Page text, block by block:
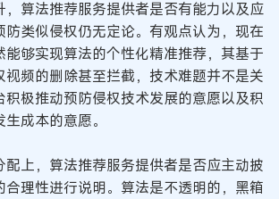
，算法推荐服务提供者是否有能力以及应
防类似侵权仍无定论。有观点认为，现在
能够实现算法的个性化精准推荐，其基于
视频的删除甚至拦截，技术难题并不是关
积极推动预防侵权技术发展的意愿以及积
成本的意愿。
配上，算法推荐服务提供者是否应主动披
合理性进行说明。算法是不透明的，黑箱